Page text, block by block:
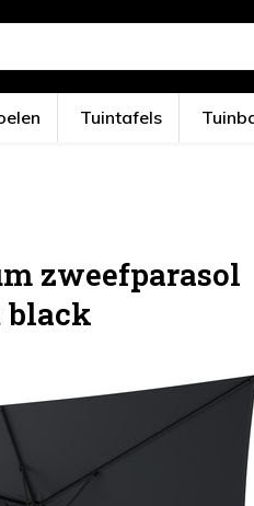
Tuintafels
zweefparasol
black